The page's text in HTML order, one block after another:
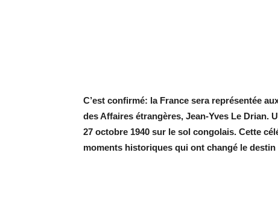
C’est confirmé: la France sera représentée
des Affaires étrangères, Jean-Yves Le Drian.
27 octobre 1940 sur le sol congolais. Cette
moments historiques qui ont changé le destin